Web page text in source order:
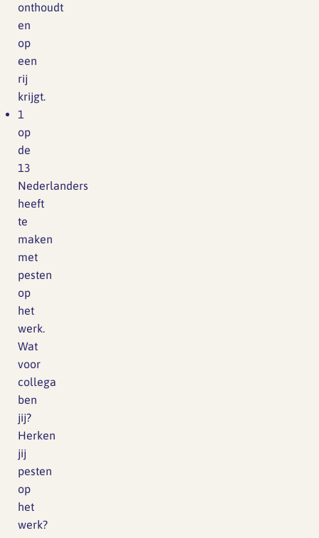
onthoudt
en
op
een
rij
krijgt.
1
op
de
13
Nederlanders
heeft
te
maken
met
pesten
op
het
werk.
Wat
voor
collega
ben
jij?
Herken
jij
pesten
op
het
werk?